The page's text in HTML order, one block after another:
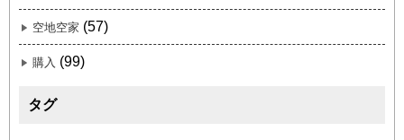
空地空家 (57)
購入 (99)
タグ